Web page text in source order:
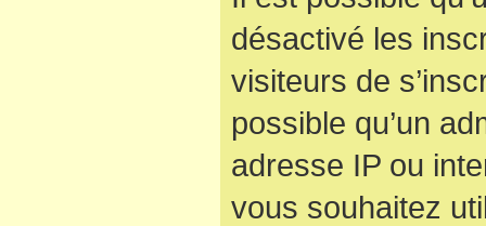
désactivé les
visiteurs de
possible qu’un
adresse IP ou
vous souhaitez